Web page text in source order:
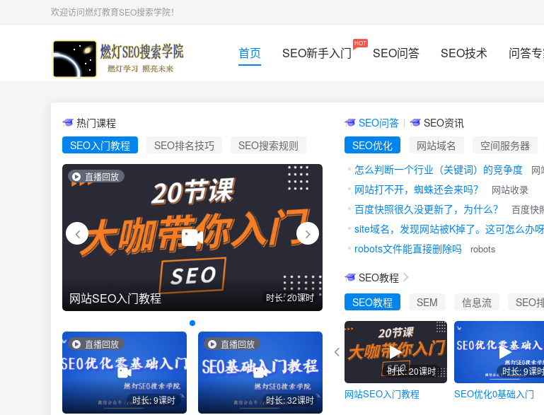
欢迎访问燃灯教育SEO搜索学院！
首页 SEO新手入门
HOT
SEO问答 SEO技术 问答
热门课程
SEO入门教程
SEO排名技巧 SEO搜索规则
直播回放
网站SEO入门教程 时长: 20课时
直播回放
网站SEO入门教程 时
直播回放
时长: 9课时
直播回放
时长: 32课时
SEO问答 |
SEO资讯
SEO优化
网站域名 空间服务器
怎么判断一个行业（关键词）的竞争度
网
网站打不开，蜘蛛还会来吗？ 网站收录
百度快照很久没更新了，为什么？ 百度快
site域名，发现网站被K掉了。这可怎么办呀
robots文件能直接删除吗 robots
SEO教程
SEO教程
SEM 信息流 SEO
时长: 20课时
网站SEO入门教程
时长: 9课
SEO优化0基础入门